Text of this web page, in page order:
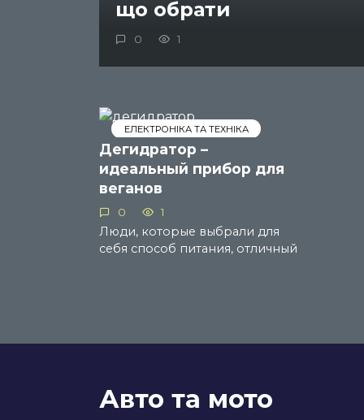
що обрати
0 1
ЕЛЕКТРОНІКА ТА ТЕХНІКА
Дегидратор –
идеальный прибор для
веганов
0 1
Люди, которые выбрали для
себя способ питания, отличный
Авто та мото